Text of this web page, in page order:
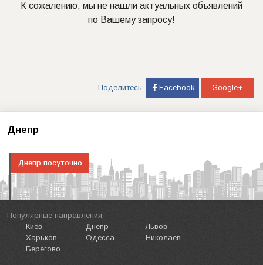
К сожалению, мы не нашли актуальных объявлений
по Вашему запросу!
Поделитесь: Facebook Google+
Днепр посуточно
Днепр
Популярные направления:
Киев
Днепр
Львов
Харьков
Одесса
Николаев
Берегово